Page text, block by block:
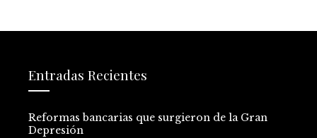
Entradas Recientes
Reformas bancarias que surgieron de la Gran
Depresión